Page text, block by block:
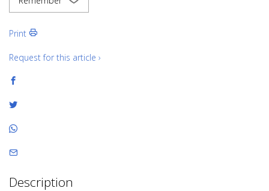
Print
Request for this article ›
Description